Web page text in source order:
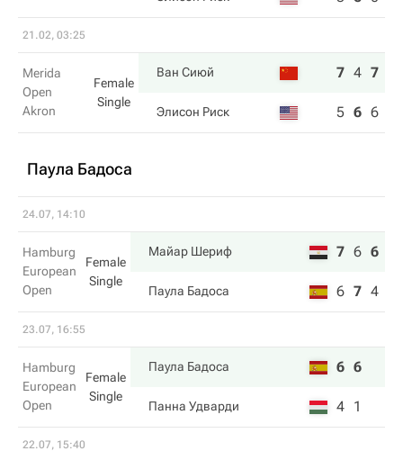
21.02, 03:25
Merida
Open
Akron
Female
Single
Ван Сиюй 7 4 7
Элисон Риск 5 6 6
Паула Бадоса
24.07, 14:10
Hamburg
European
Open
Female
Single
Майар Шериф 7 6 6
Паула Бадоса 6 7 4
23.07, 16:55
Hamburg
European
Open
Female
Single
Паула Бадоса 6 6
Панна Удварди 4 1
22.07, 15:40